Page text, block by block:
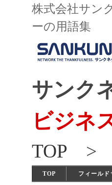
株式会社サン
ーの用語集
サンク
ビジネ
TOP >
TOP フィールド